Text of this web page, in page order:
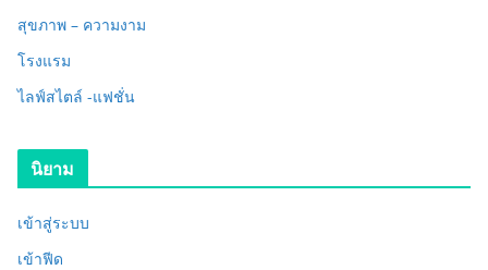
สุขภาพ – ความงาม
โรงแรม
ไลฟ์สไตล์ -แฟชั่น
นิยาม
เข้าสู่ระบบ
เข้าฟีด